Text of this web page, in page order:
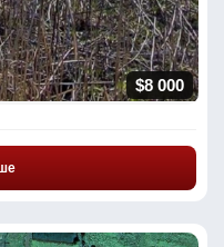
$8 000